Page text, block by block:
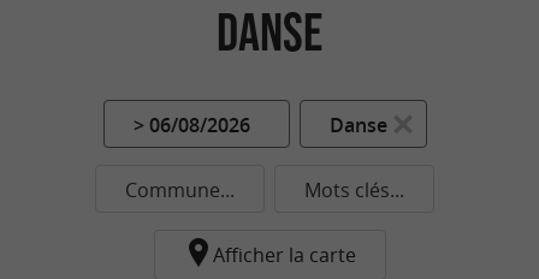
Danse
> 06/08/2026 Danse
Commune... Mots clés...
Afficher la carte